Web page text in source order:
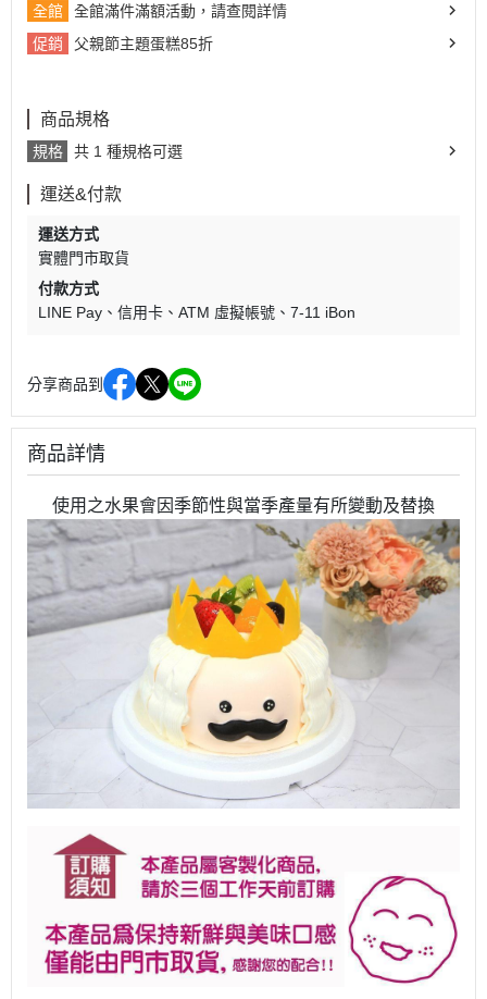
全館
全館滿件滿額活動，請查閱詳情
促銷
父親節主題蛋糕85折
商品規格
規格 共 1 種規格可選
運送&付款
運送方式
實體門市取貨
付款方式
LINE Pay
信用卡 ATM 虛擬帳號 7-11 iBon
分享商品到
商品詳情
使用之水果會因季節性與當季產量有所變動及替換